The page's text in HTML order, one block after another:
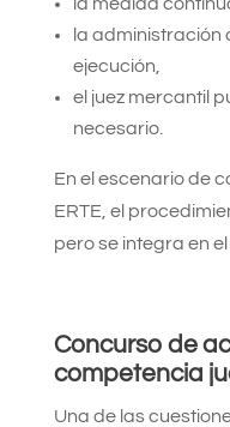
la administración
ejecución,
el juez mercantil
necesario.
En el escenario de
ERTE, el
pero se integra en
Concurso de
competencia
Una de las